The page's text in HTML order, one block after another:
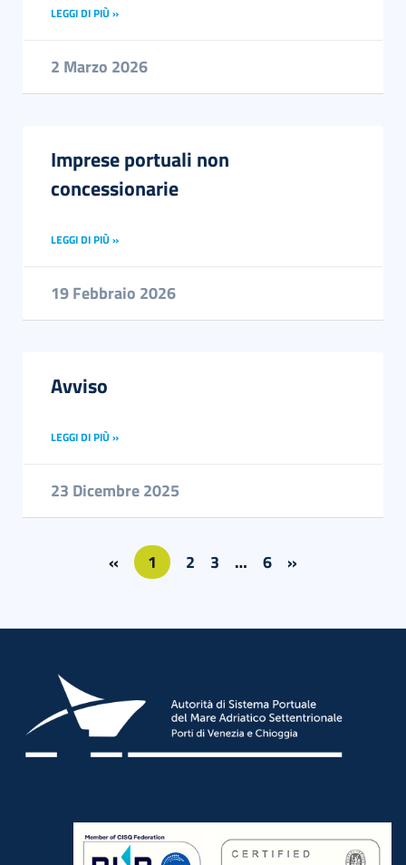
LEGGI DI PIÙ »
2 Marzo 2026
Imprese portuali non
concessionarie
LEGGI DI PIÙ »
19 Febbraio 2026
Avviso
LEGGI DI PIÙ »
23 Dicembre 2025
« 1 2 3 … 6 »